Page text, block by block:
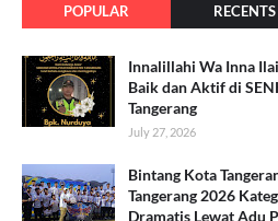
POPULAR RECENTS
Innalillahi Wa Inna
Baik dan Aktif di
Tangerang
July 27, 2026
Bintang Kota
Tangerang 2026
Dramatis Lewat Adu